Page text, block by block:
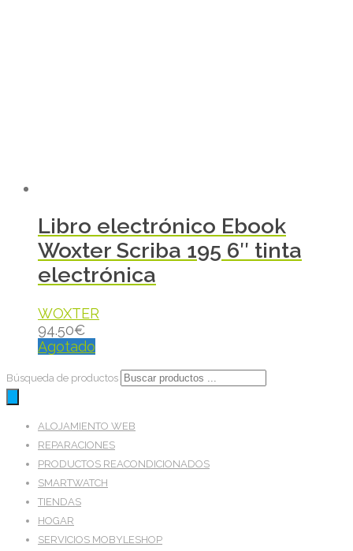
Libro electrónico Ebook
Woxter Scriba 195 6″ tinta
electrónica
WOXTER
94.50€
Agotado
Búsqueda de productos
ALOJAMIENTO WEB
REPARACIONES
PRODUCTOS REACONDICIONADOS
SMARTWATCH
TIENDAS
HOGAR
SERVICIOS MOBYLESHOP